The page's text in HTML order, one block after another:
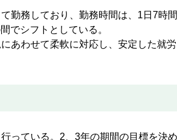
務しており、勤務時間は、1日7時
でシフトとしている。
わせて柔軟に対応し、安定した就労
ている。2、3年の期間の目標を決